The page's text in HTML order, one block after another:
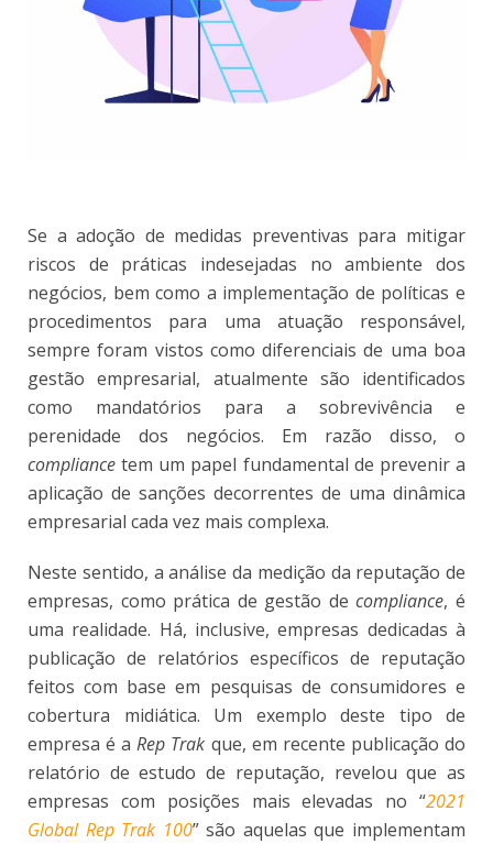
Se a adoção de medidas preventivas para mitigar
riscos de práticas indesejadas no ambiente dos
negócios, bem como a implementação de políticas e
procedimentos para uma atuação responsável,
sempre foram vistos como diferenciais de uma boa
gestão empresarial, atualmente são identificados
como mandatórios para a sobrevivência e
perenidade dos negócios. Em razão disso, o
compliance tem um papel fundamental de prevenir a
aplicação de sanções decorrentes de uma dinâmica
empresarial cada vez mais complexa.
Neste sentido, a análise da medição da reputação de
empresas, como prática de gestão decompliance, é
uma realidade. Há, inclusive, empresas dedicadas à
publicação de relatórios específicos de reputação
feitos com base em pesquisas de consumidores e
cobertura midiática. Um exemplo deste tipo de
empresa é aRep Trak que, em recente publicação do
relatório de estudo de reputação, revelou que as
empresas com posições mais elevadas no “2021
Global Rep Trak 100” são aquelas que implementam